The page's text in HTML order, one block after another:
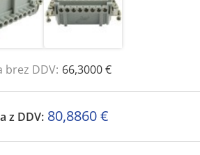
brez DDV: 66,3000 €
z DDV: 80,8860 €